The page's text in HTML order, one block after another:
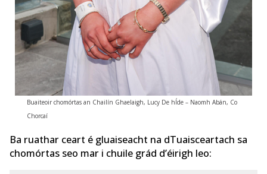
Buaiteoir chomórtas an Chailín Ghaelaigh, Lucy De hÍde – Naomh Abán, Co
Chorcaí
Ba ruathar ceart é gluaiseacht na dTuaisceartach sa
chomórtas seo mar i chuile grád d’éirigh leo: